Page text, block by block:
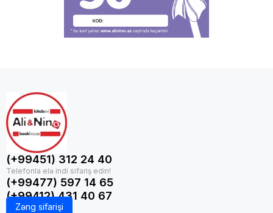
(+99451) 312 24 40
(+99477) 597 14 65
(+99412) 431 40 67
Zəng sifarişi